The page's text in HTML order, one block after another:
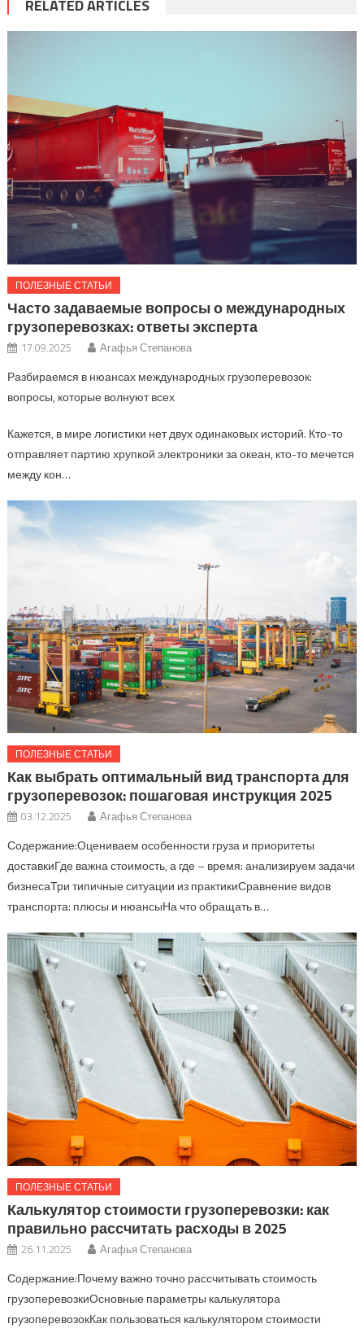
RELATED ARTICLES
ПОЛЕЗНЫЕ СТАТЬИ
Часто задаваемые вопросы о международных
грузоперевозках: ответы эксперта
17.09.2025 Агафья Степанова
Разбираемся в нюансах международных грузоперевозок:
вопросы, которые волнуют всех
Кажется, в мире логистики нет двух одинаковых историй. Кто-то
отправляет партию хрупкой электроники за океан, кто-то мечется
между кон…
ПОЛЕЗНЫЕ СТАТЬИ
Как выбрать оптимальный вид транспорта для
грузоперевозок: пошаговая инструкция 2025
03.12.2025 Агафья Степанова
Содержание:Оцениваем особенности груза и приоритеты
доставкиГде важна стоимость, а где – время: анализируем задачи
бизнесаТри типичные ситуации из практикиСравнение видов
транспорта: плюсы и нюансыНа что обращать в…
ПОЛЕЗНЫЕ СТАТЬИ
Калькулятор стоимости грузоперевозки: как
правильно рассчитать расходы в 2025
26.11.2025 Агафья Степанова
Содержание:Почему важно точно рассчитывать стоимость
грузоперевозкиОсновные параметры калькулятора
грузоперевозокКак пользоваться калькулятором стоимости